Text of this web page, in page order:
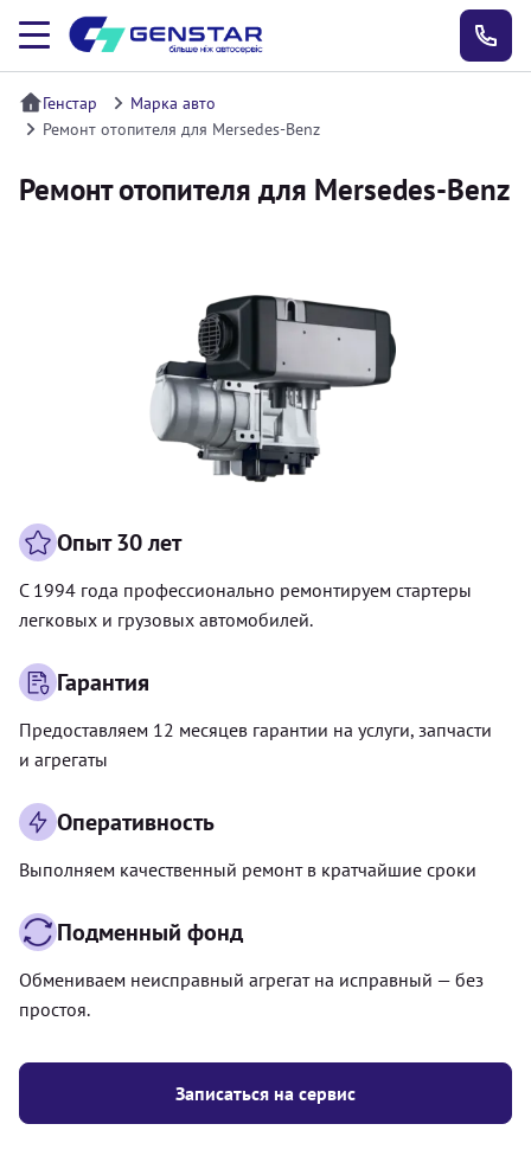
Генстар
Марка авто
Ремонт отопителя для Mersedes-Benz
Ремонт отопителя для Mersedes-Benz
Записаться на сервис
Опыт 30 лет
С 1994 года профессионально ремонтируем стартеры
легковых и грузовых автомобилей.
Гарантия
Предоставляем 12 месяцев гарантии на услуги, запчасти
и агрегаты
Оперативность
Выполняем качественный ремонт в кратчайшие сроки
Подменный фонд
Обмениваем неисправный агрегат на исправный — без
простоя.